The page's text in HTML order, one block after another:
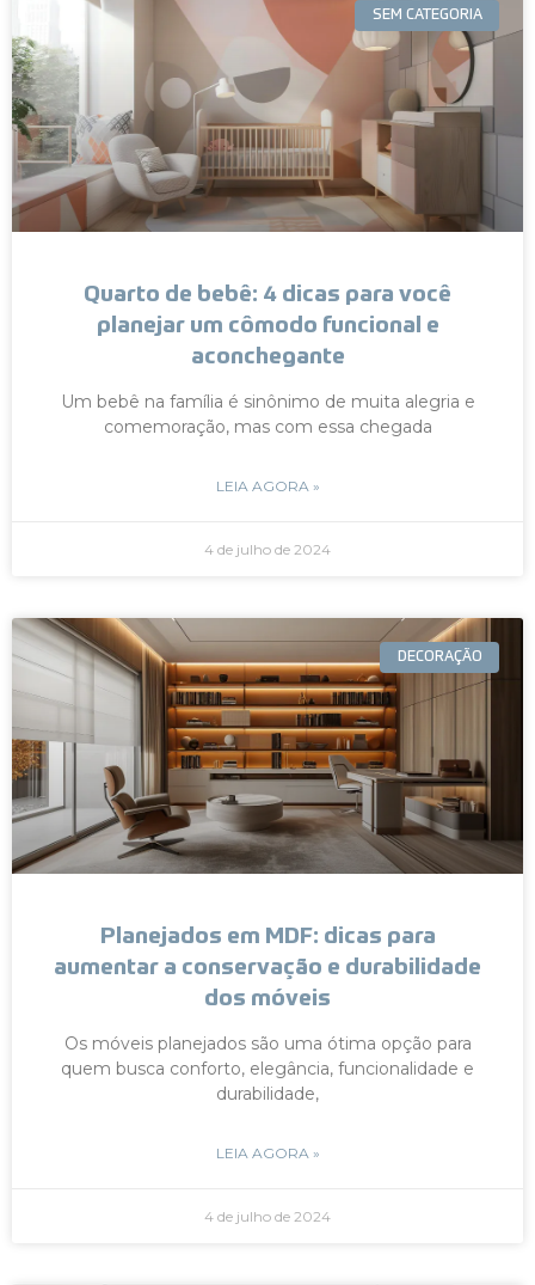
SEM CATEGORIA
Quarto de bebê: 4 dicas para você
planejar um cômodo funcional e
aconchegante
Um bebê na família é sinônimo de muita alegria e
comemoração, mas com essa chegada
LEIA AGORA »
4 de julho de 2024
DECORAÇÃO
Planejados em MDF: dicas para
aumentar a conservação e durabilidade
dos móveis
Os móveis planejados são uma ótima opção para
quem busca conforto, elegância, funcionalidade e
durabilidade,
LEIA AGORA »
4 de julho de 2024